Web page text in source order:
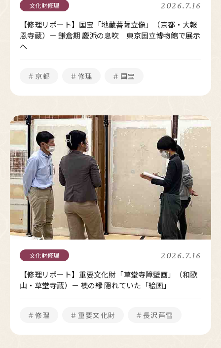
2026.7.16
【修理リポート】国宝「地蔵菩薩立像」（京都・大報
恩寺蔵）－ 鎌倉期 慶派の息吹 東京国立博物館で展示
へ
＃京都 ＃修理 ＃国宝
2026.7.16
【修理リポート】重要文化財「草堂寺障壁画」（和歌
山・草堂寺蔵）－ 襖の縁 隠れていた「絵画」
＃修理 ＃重要文化財 ＃長沢芦雪